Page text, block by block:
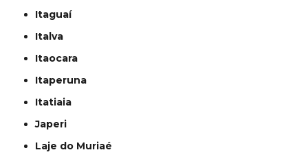
Itaguaí
Italva
Itaocara
Itaperuna
Itatiaia
Japeri
Laje do Muriaé